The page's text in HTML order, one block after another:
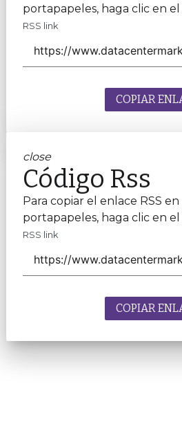
portapapeles, haga clic en
RSS link
COPIAR
close
Código Rss
Para copiar el enlace RSS en
portapapeles, haga clic en
RSS link
COPIAR